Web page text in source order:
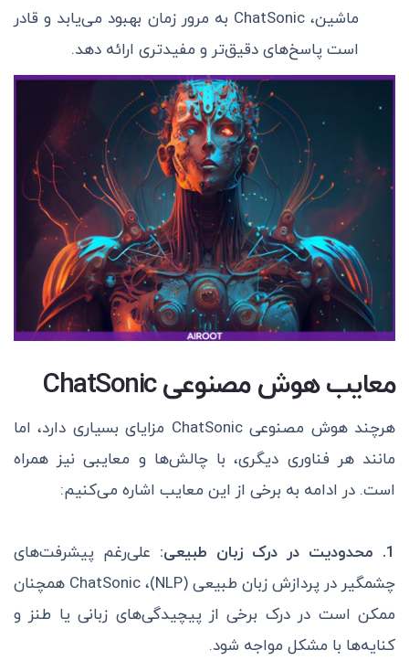
ماشین، ChatSonic به مرور زمان بهبود می‌یابد و قادر
است پاسخ‌های دقیق‌تر و مفیدتری ارائه دهد.
معایب هوش مصنوعی ChatSonic
هرچند هوش مصنوعی ChatSonic مزایای بسیاری دارد، اما
مانند هر فناوری دیگری، با چالش‌ها و معایبی نیز همراه
است. در ادامه به برخی از این معایب اشاره می‌کنیم:
1. محدودیت در درک زبان طبیعی:
علی‌رغم پیشرفت‌های
چشمگیر در پردازش زبان طبیعی (NLP)، ChatSonic همچنان
ممکن است در درک برخی از پیچیدگی‌های زبانی یا طنز و
کنایه‌ها با مشکل مواجه شود.